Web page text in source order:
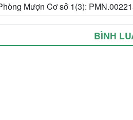
Mượn Cơ sở 1(3):
BÌNH